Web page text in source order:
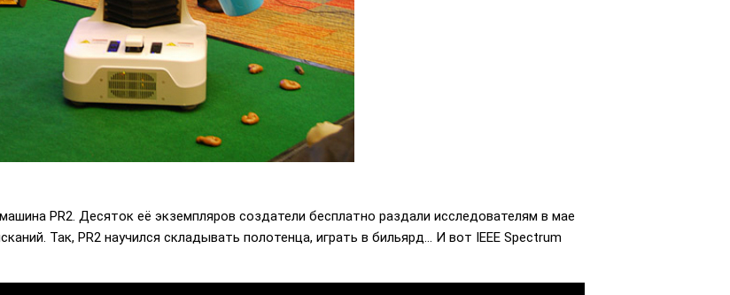
PR2. Десяток её экземпляров создатели бесплатно раздали исследователям в мае
Так, PR2 научился складывать полотенца, играть в бильярд... И вот IEEE Spectrum